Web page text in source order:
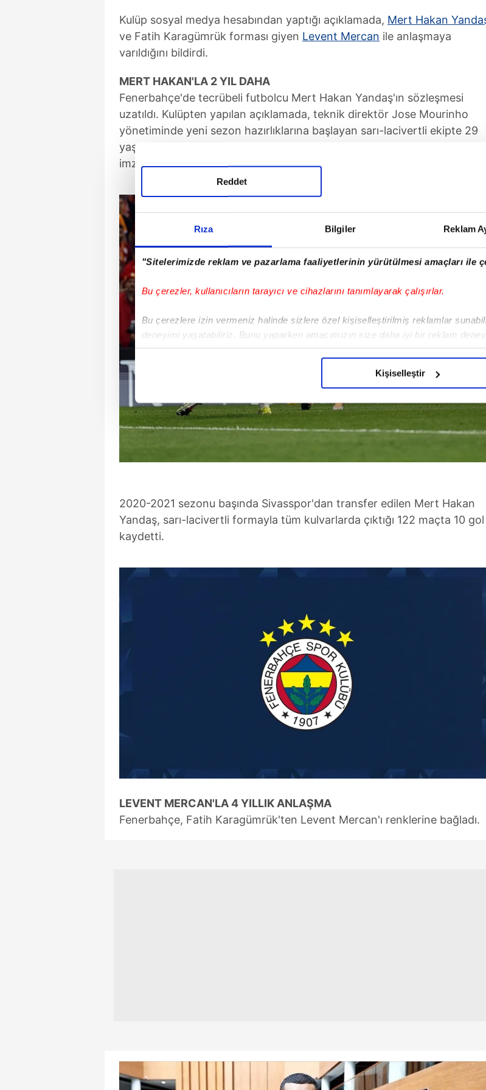
Rıza Bilgiler Reklam
"Sitelerimizde reklam ve pazarlama faaliyetlerinin yürütülmesi amaçları ile
Bu çerezler, kullanıcıların tarayıcı ve cihazlarını tanımlayarak çalışırlar.
Bu çerezlere izin vermeniz halinde sizlere özel kişiselleştirilmiş reklamlar
deneyimi yaşatabiliriz. Bunu yaparken amacımızın size daha iyi bir reklam
içerikleri sunabilmek adına elimizden gelen çabayı gösterdiğimizi ve bu
Sizlere daha iyi bir hizmet sunabilmek için İnternet Sitemizde kendimize ve
çerezler vasıtasıyla çeşitli kişisel verileriniz işlenmekte olup gerekli olan
reklam/pazarlama faaliyetlerinin yapılması, amaçlarıyla sınırlı olarak açık rızanız
butonuna tıklayabilir,Çerez Bilgilendirme Metnimizi ziyaret edebilirsiniz.
6698 sayılı Kişisel Verilerin Korunması Kanunu uyarınca hazırlanmış
Reddet
Kişiselleştir
Kulüp sosyal medya hesabından yaptığı açıklamada, Mert Hakan
ve Fatih Karagümrük forması giyen Levent Mercan ile anlaşmaya
varıldığını bildirdi.
MERT HAKAN'LA 2 YIL DAHA
Fenerbahçe'de tecrübeli futbolcu Mert Hakan Yandaş'ın sözleşmesi
uzatıldı. Kulüpten yapılan açıklamada, teknik direktör Jose Mourinho
yönetiminde yeni sezon hazırlıklarına başlayan sarı-lacivertli ekipte 29
yaşındaki futbolcuyla 2025-2026 sezonu sonuna kadar yeni sözleşme
imzalandığı belirtildi.
2020-2021 sezonu başında Sivasspor'dan transfer edilen Mert Hakan
Yandaş, sarı-lacivertli formayla tüm kulvarlarda çıktığı 122 maçta 10 gol
kaydetti.
LEVENT MERCAN'LA 4 YILLIK ANLAŞMA
Fenerbahçe, Fatih Karagümrük'ten Levent Mercan'ı renklerine bağladı.